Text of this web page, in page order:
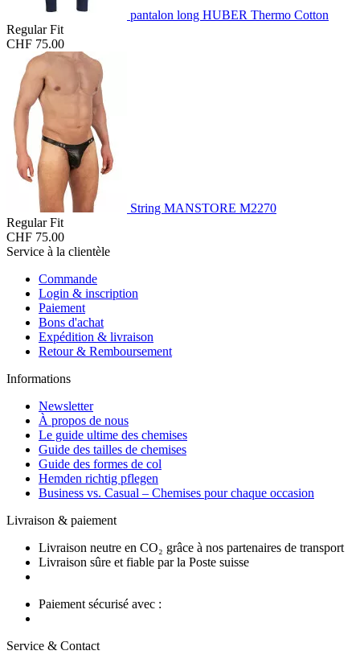
pantalon long HUBER Thermo Cotton
Regular Fit
CHF 75.00
String MANSTORE M2270
Regular Fit
CHF 75.00
Service à la clientèle
Commande
Login & inscription
Paiement
Bons d'achat
Expédition & livraison
Retour & Remboursement
Informations
Newsletter
À propos de nous
Le guide ultime des chemises
Guide des tailles de chemises
Guide des formes de col
Hemden richtig pflegen
Business vs. Casual – Chemises pour chaque occasion
Livraison & paiement
Livraison neutre en CO₂ grâce à nos partenaires de transport
Livraison sûre et fiable par la Poste suisse
Paiement sécurisé avec :
Service & Contact